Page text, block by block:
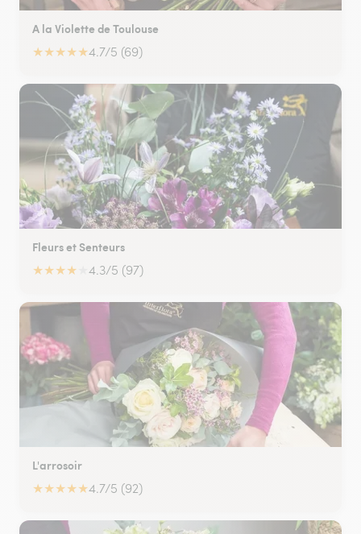
A la Violette de Toulouse
★★★★★4.7/5 (69)
Fleurs et Senteurs
★★★★ 4.3/5 (97)
L'arrosoir
★★★★★4.7/5 (92)